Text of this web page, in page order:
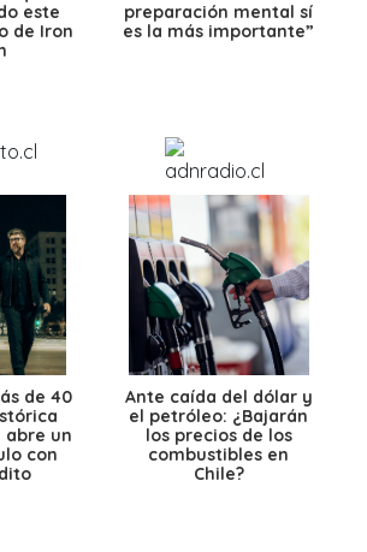
este
de Iron
preparación mental sí
es la más importante”
de 40
abre un
con
Ante caída del dólar y
el petróleo: ¿Bajarán
los precios de los
combustibles en
Chile?